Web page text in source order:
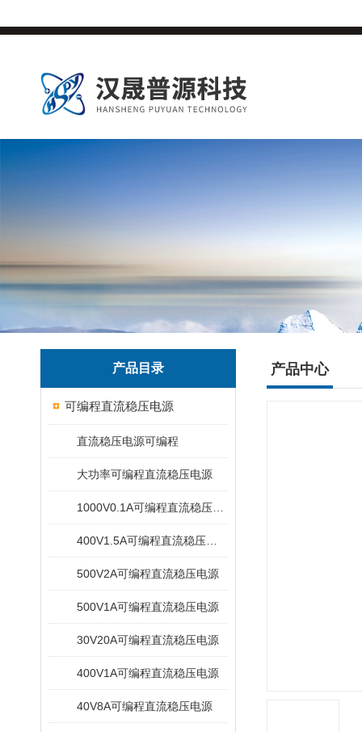
产品目录
可编程直流稳压电源
直流稳压电源可编程
大功率可编程直流稳压电源
500V2A可编程直流稳压电源
500V1A可编程直流稳压电源
30V20A可编程直流稳压电源
400V1A可编程直流稳压电源
40V8A可编程直流稳压电源
产品中心